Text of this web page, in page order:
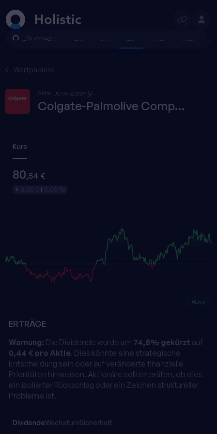
Suchen
1T 1W
Wertpapiere
Aktie US1941621039
Colgate-Palmolive Company
Kurs
80,54 €
Live
ERTRÄGE
Warnung: Die Dividende wurde um 74,8% gekürzt auf
0,44 € pro Aktie. Dies könnte eine strategische
Entscheidung sein oder auf veränderte finanzielle
Prioritäten hinweisen. Aktionäre sollten prüfen, ob dies
ein isolierter Rückschlag oder ein Zeichen struktureller
Probleme ist.
DividendeWachstumSicherheit